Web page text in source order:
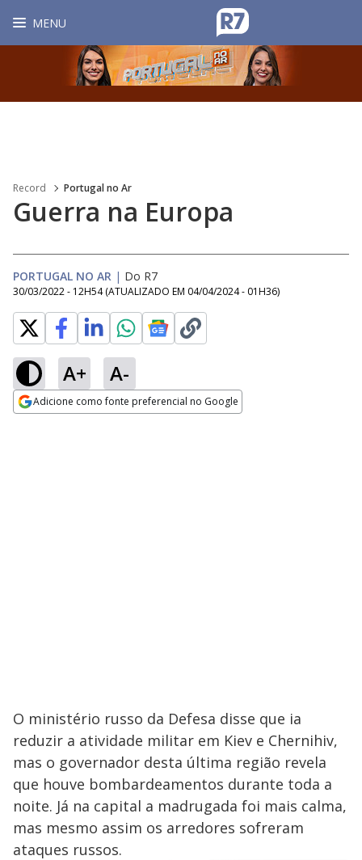
MENU
Record Portugal no Ar
Guerra na Europa
PORTUGAL NO AR | Do R7
30/03/2022 - 12H54 (ATUALIZADO EM 04/04/2024 - 01H36)
A+ A-
Adicione como fonte preferencial no Google
O ministério russo da Defesa disse que ia
reduzir a atividade militar em Kiev e Chernihiv,
mas o governador desta última região revela
que houve bombardeamentos durante toda a
noite. Já na capital a madrugada foi mais calma,
mas mesmo assim os arredores sofreram
ataques russos.